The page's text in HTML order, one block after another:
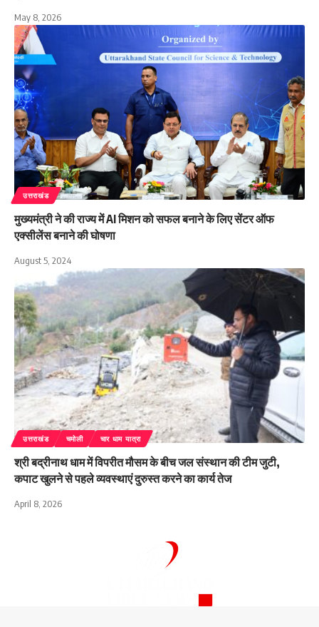
May 8, 2026
उत्तराखंड
मुख्यमंत्री ने की राज्य में AI मिशन को सफल बनाने के लिए सेंटर ऑफ
एक्सीलेंस बनाने की घोषणा
August 5, 2024
उत्तराखंड चमोली चार धाम यात्रा
श्री बद्रीनाथ धाम में विपरीत मौसम के बीच जल संस्थान की टीम जुटी,
कपाट खुलने से पहले व्यवस्थाएं दुरुस्त करने का कार्य तेज
April 8, 2026